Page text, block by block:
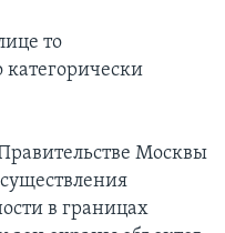
то
категорически
Москвы
в границах